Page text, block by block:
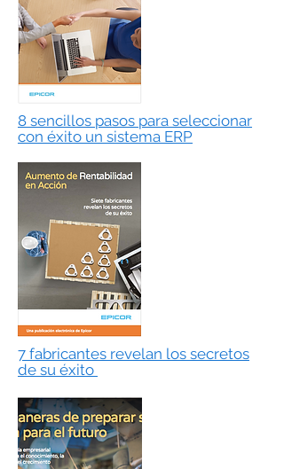
8 sencillos pasos para seleccionar
con éxito un sistema ERP
7 fabricantes revelan los secretos
de su éxito